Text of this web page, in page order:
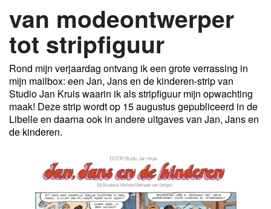
van modeontwerper
tot stripfiguur
Rond mijn verjaardag ontvang ik een grote verrassing in
mijn mailbox: een Jan, Jans en de kinderen-strip van
Studio Jan Kruis waarin ik als stripfiguur mijn opwachting
maak! Deze strip wordt op 15 augustus gepubliceerd in de
Libelle en daarna ook in andere uitgaves van Jan, Jans en
de kinderen.